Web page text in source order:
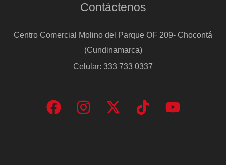
Contáctenos
Centro Comercial Molino del Parque OF 209- Chocontá
(Cundinamarca)
Celular: 333 733 0337